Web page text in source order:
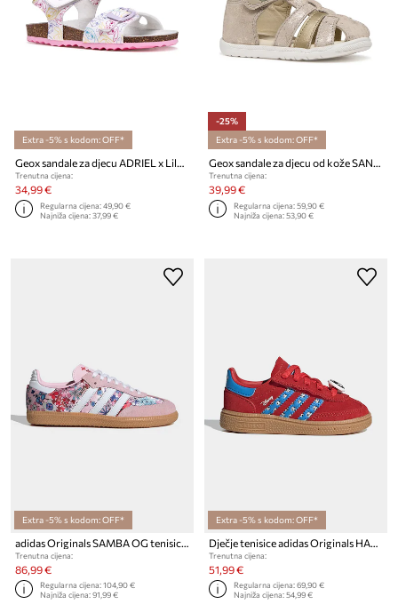
Extra -5% s kodom: OFF*
Geox sandale za djecu ADRIEL x Lilo & Stitch x Lilo & Stitch
Trenutna cijena:
34,99 €
Regularna cijena:49,90 €
Najniža cijena:37,99 €
-25%
Extra -5% s kodom: OFF*
Geox sandale za djecu od kože SANDAL MACCHIA
Trenutna cijena:
39,99 €
Regularna cijena:59,90 €
Najniža cijena:53,90 €
Extra -5% s kodom: OFF*
Trenutna cijena:
86,99 €
Regularna cijena:104,90 €
Najniža cijena:91,99 €
Extra -5% s kodom: OFF*
Trenutna cijena:
51,99 €
Regularna cijena:69,90 €
Najniža cijena:54,99 €